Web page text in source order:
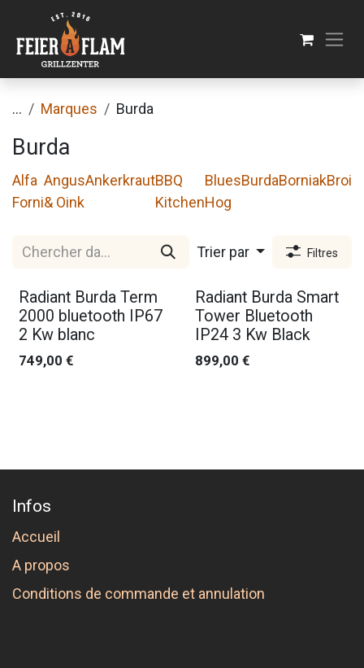
Se rendre au contenu
... Marques Burda
Burda
Alfa
Forni
Angus
& Oink
AnkerkrautBBQ
Kitchen
Blues
Hog
BurdaBorniak
Trier par Filtres
Radiant Burda Term
2000 bluetooth IP67
2 Kw blanc
749,00 €
Radiant Burda Smart
Tower Bluetooth
IP24 3 Kw Black
899,00 €
Infos
Accueil
A propos
Conditions de commande et annulation